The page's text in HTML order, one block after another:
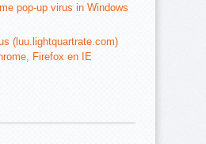
pop-up virus in Windows
(luu.lightquartrate.com)
Firefox en IE